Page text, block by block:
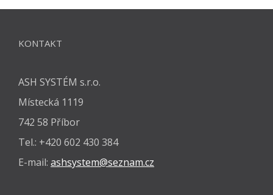
KONTAKT
ASH SYSTÉM s.r.o.
Místecká 1119
742 58 Příbor
Tel.: +420 602 430 384
E-mail: ashsystem@seznam.cz